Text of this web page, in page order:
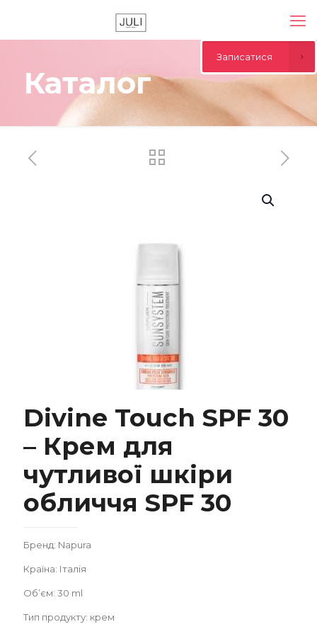
Каталог
Divine Touch SPF 30
– Крем для
чутливої ​​шкіри
обличчя SPF 30
Бренд: Napura
Країна: Італія
Об’єм: 30 ml
Тип продукту: крем
Divine Touch SPF 30 – Крем для чутливої ​​шкіри
обличчя SPF 30
Замовити
Записатися